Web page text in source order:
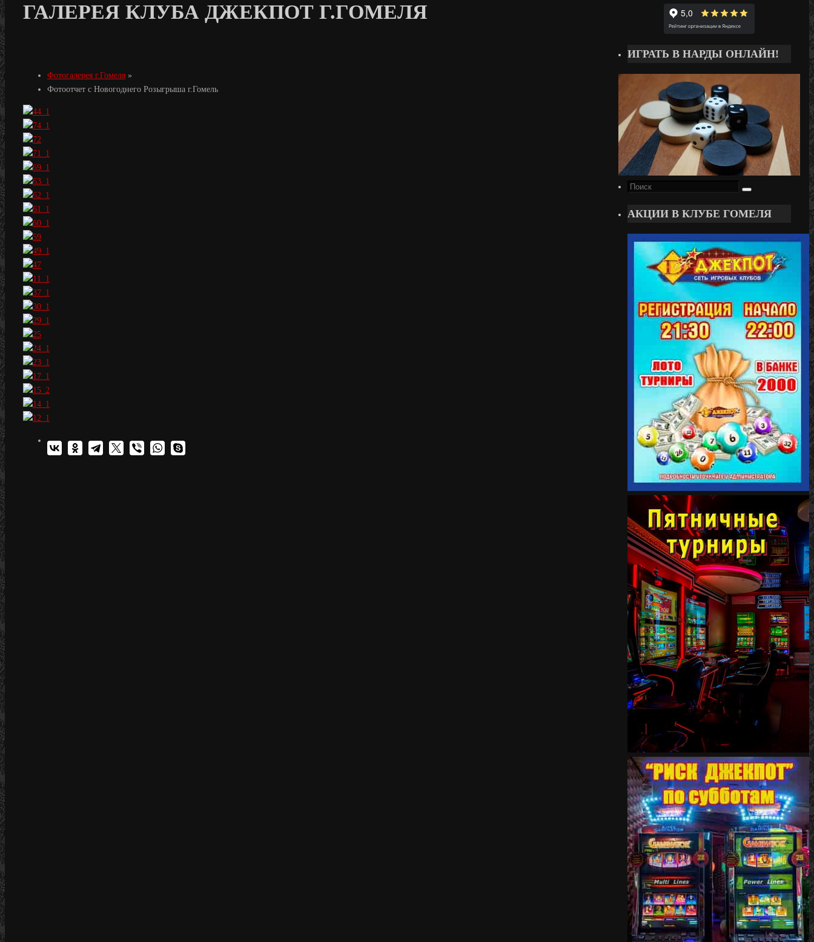
ГАЛЕРЕЯ КЛУБА ДЖЕКПОТ Г.ГОМЕЛЯ
Фотогалерея г.Гомеля »
Фотоотчет с Новогоднего Розыгрыша г.Гомель
ИГРАТЬ В НАРДЫ ОНЛАЙН!
Поиск
Поиск
АКЦИИ В КЛУБЕ ГОМЕЛЯ